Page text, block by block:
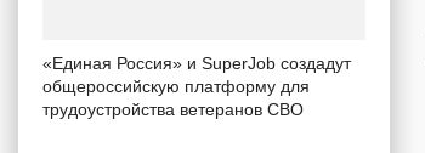
«Единая Россия» и SuperJob создадут
общероссийскую платформу для
трудоустройства ветеранов СВО